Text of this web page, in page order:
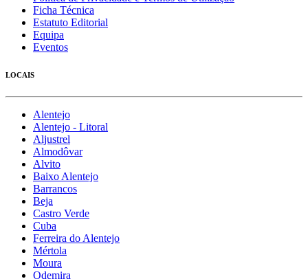
Ficha Técnica
Estatuto Editorial
Equipa
Eventos
LOCAIS
Alentejo
Alentejo - Litoral
Aljustrel
Almodôvar
Alvito
Baixo Alentejo
Barrancos
Beja
Castro Verde
Cuba
Ferreira do Alentejo
Mértola
Moura
Odemira